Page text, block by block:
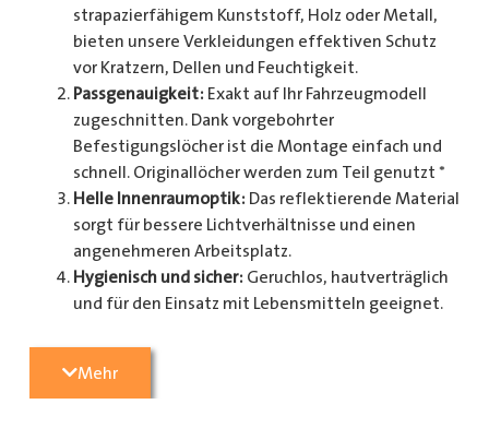
strapazierfähigem Kunststoff, Holz oder Metall,
bieten unsere Verkleidungen effektiven Schutz
vor Kratzern, Dellen und Feuchtigkeit.
Passgenauigkeit: Exakt auf Ihr Fahrzeugmodell
zugeschnitten. Dank vorgebohrter
Befestigungslöcher ist die Montage einfach und
schnell. Originallöcher werden zum Teil genutzt *
Helle Innenraumoptik: Das reflektierende Material
sorgt für bessere Lichtverhältnisse und einen
angenehmeren Arbeitsplatz.
Hygienisch und sicher: Geruchlos, hautverträglich
und für den Einsatz mit Lebensmitteln geeignet.
Radkastenschutz, großflächigen Seitenteilen und
mehr.
Mehr